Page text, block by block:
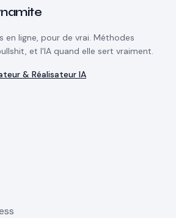
en ligne, pour de vrai. Méthodes
et l'IA quand elle sert vraiment.
& Réalisateur IA